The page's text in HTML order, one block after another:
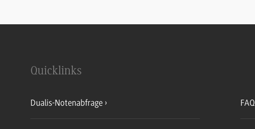
Quicklinks
Dualis-Notenabfrage FAQ